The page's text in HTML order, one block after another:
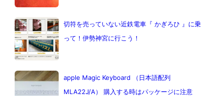
切符を売っていない近鉄電車『 かぎろひ 』に乗
って！伊勢神宮に行こう！
apple Magic Keyboard （日本語配列
MLA22J/A） 購入する時はパッケージに注意